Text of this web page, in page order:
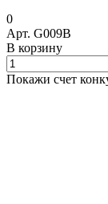
0
Арт. G009B
В корзину
Покажи счет